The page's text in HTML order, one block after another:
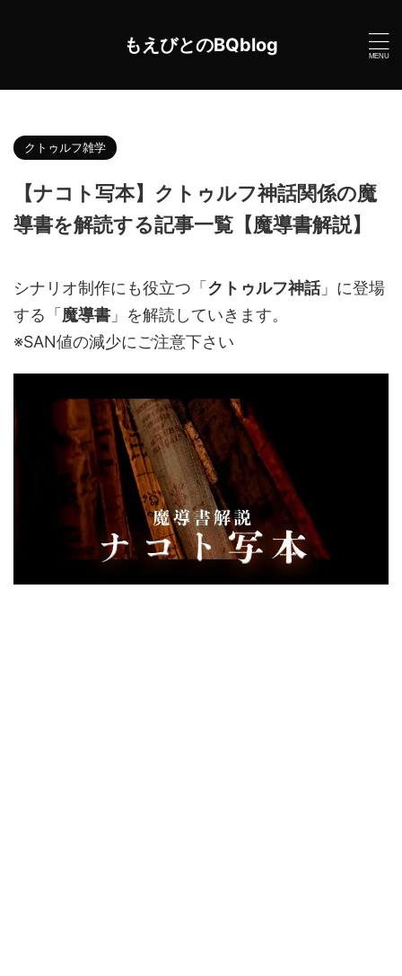
もえびとのBQblog
クトゥルフ雑学
【ナコト写本】クトゥルフ神話関係の魔
導書を解読する記事一覧【魔導書解説】
シナリオ制作にも役立つ「 クトゥルフ神話」に登場
する「 魔導書 」を解読していきます。
※SAN値の減少にご注意下さい